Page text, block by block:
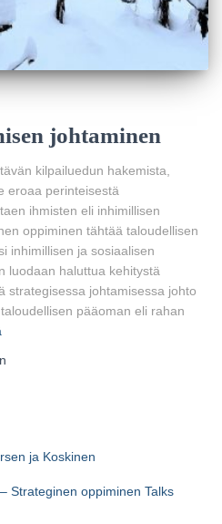
johtaminen
kilpailuedun hakemista,
eroaa perinteisestä
ihmisten eli inhimillisen
oppiminen tähtää taloudellisen
inhimillisen ja sosiaalisen
luodaan haluttua kehitystä
strategisessa johtamisessa johto
pääoman eli rahan
ja Koskinen
Strateginen oppiminen Talks